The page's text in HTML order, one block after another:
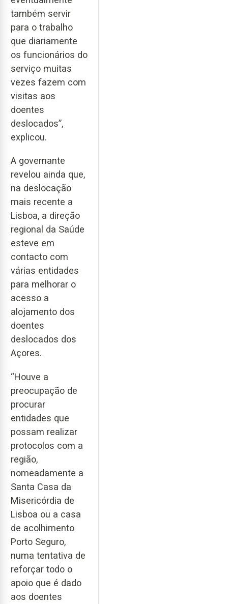
também servir
para o trabalho
que diariamente
os funcionários do
serviço muitas
vezes fazem com
visitas aos
doentes
deslocados”,
explicou.
A governante
revelou ainda que,
na deslocação
mais recente a
Lisboa, a direção
regional da Saúde
esteve em
contacto com
várias entidades
para melhorar o
acesso a
alojamento dos
doentes
deslocados dos
Açores.
“Houve a
preocupação de
procurar
entidades que
possam realizar
protocolos com a
região,
nomeadamente a
Santa Casa da
Misericórdia de
Lisboa ou a casa
de acolhimento
Porto Seguro,
numa tentativa de
reforçar todo o
apoio que é dado
aos doentes